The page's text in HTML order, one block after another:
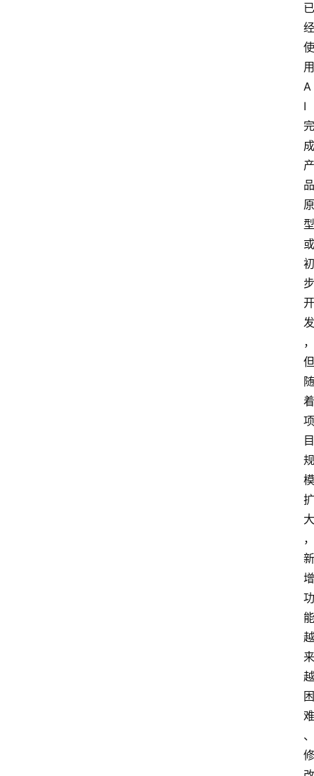
已
经
使
用
A
I
完
成
产
品
原
型
或
初
步
开
发
，
但
随
着
项
目
规
模
扩
大
，
新
增
功
能
越
来
越
困
难
、
修